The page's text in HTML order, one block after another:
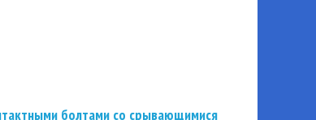
болтами со срывающимися